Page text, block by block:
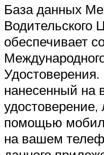
База данных
Водительского
обеспечивает
Удостоверения.
нанесенный на
удостоверение,
помощью
на вашем